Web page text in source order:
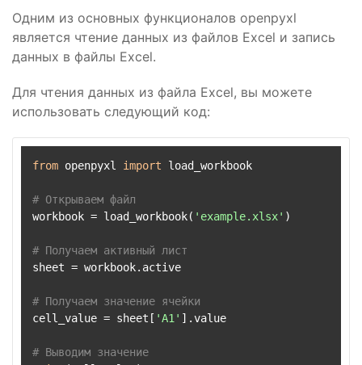
Одним из основных функционалов openpyxl
является чтение данных из файлов Excel и запись
данных в файлы Excel.
Для чтения данных из файла Excel, вы можете
использовать следующий код:
from openpyxl import load_workbook
# Открываем файл
workbook = load_workbook( 'example.xlsx' )
# Получаем активный лист
sheet = workbook.active
# Получаем значение ячейки
cell_value = sheet[ 'A1' ].value
# Выводим значение